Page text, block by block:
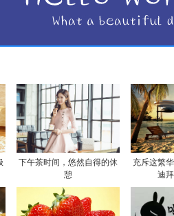
下午茶时间，悠然自得的休
憩
充斥这繁
迪